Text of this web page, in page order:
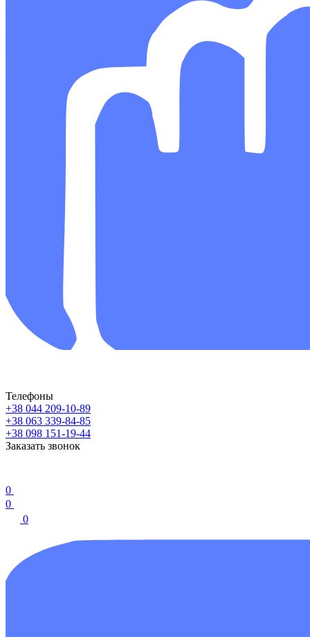
Телефоны
+38 044 209-10-89
+38 063 339-84-85
+38 098 151-19-44
Заказать звонок
0
0
0